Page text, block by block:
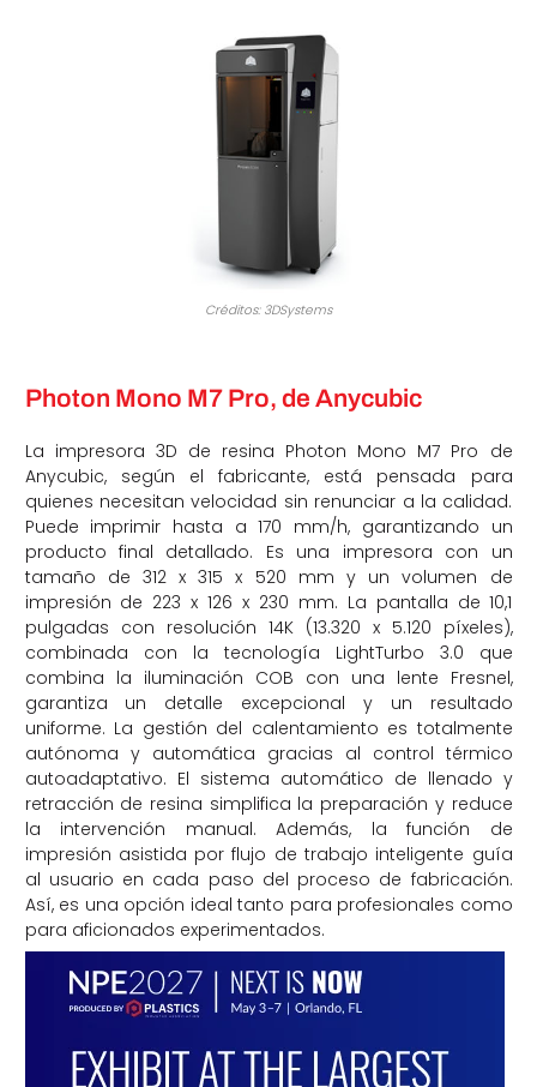
Créditos: 3DSystems
Photon Mono M7 Pro, de Anycubic
La impresora 3D de resina Photon Mono M7 Pro de
Anycubic, según el fabricante, está pensada para
quienes necesitan velocidad sin renunciar a la calidad.
Puede imprimir hasta a 170 mm/h, garantizando un
producto final detallado. Es una impresora con un
tamaño de 312 x 315 x 520 mm y un volumen de
impresión de 223 x 126 x 230 mm. La pantalla de 10,1
pulgadas con resolución 14K (13.320 x 5.120 píxeles),
combinada con la tecnología LightTurbo 3.0 que
combina la iluminación COB con una lente Fresnel,
garantiza un detalle excepcional y un resultado
uniforme. La gestión del calentamiento es totalmente
autónoma y automática gracias al control térmico
autoadaptativo. El sistema automático de llenado y
retracción de resina simplifica la preparación y reduce
la intervención manual. Además, la función de
impresión asistida por flujo de trabajo inteligente guía
al usuario en cada paso del proceso de fabricación.
Así, es una opción ideal tanto para profesionales como
para aficionados experimentados.